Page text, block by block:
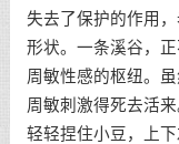
失去了保护的作用
形状。一条溪谷，
周敏性感的枢纽。
周敏刺激得死去活
轻轻捏住小豆，上